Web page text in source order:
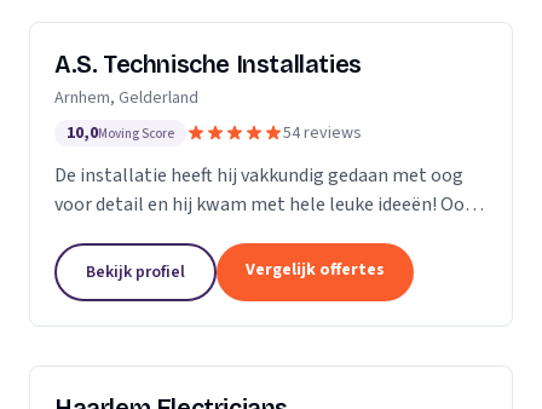
A.S. Technische Installaties
Arnhem, Gelderland
10,0Moving Score 54 reviews
De installatie heeft hij vakkundig gedaan met oog
voor detail en hij kwam met hele leuke ideeën! Ook
levertijden en we konden erg snel met hem...
Bekijk profiel Vergelijk offertes